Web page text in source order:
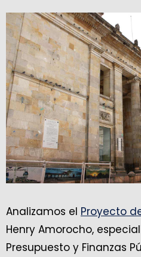
Analizamos el Proyecto
Henry Amorocho,
Presupuesto y Finanzas